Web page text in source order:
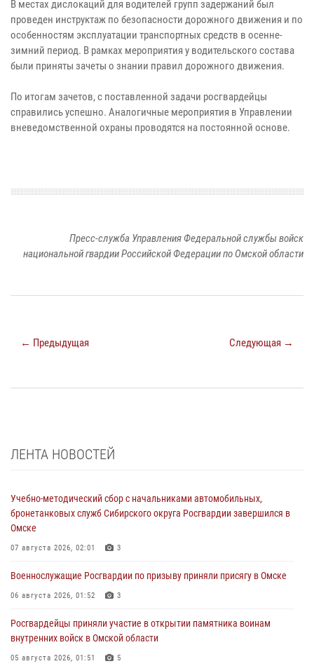
В местах дислокаций для водителей групп задержаний был
проведен инструктаж по безопасности дорожного движения и по
особенностям эксплуатации транспортных средств в осенне-
зимний период. В рамках мероприятия у водительского состава
были приняты зачеты о знании правил дорожного движения.
По итогам зачетов, с поставленной задачи росгвардейцы
справились успешно. Аналогичные мероприятия в Управлении
вневедомственной охраны проводятся на постоянной основе.
Пресс-служба Управления Федеральной службы войск
национальной гвардии Российской Федерации по Омской области
← Предыдущая Следующая →
ЛЕНТА НОВОСТЕЙ
Учебно-методический сбор с начальниками автомобильных,
бронетанковых служб Сибирского округа Росгвардии завершился в
Омске
07 августа 2026, 02:01 3
Военнослужащие Росгвардии по призыву приняли присягу в Омске
06 августа 2026, 01:52 3
Росгвардейцы приняли участие в открытии памятника воинам
внутренних войск в Омской области
05 августа 2026, 01:51 5